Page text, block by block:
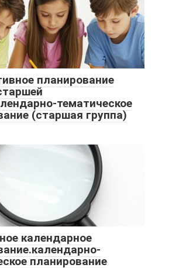
планирование
тематическое
(старшая группа)
календарное
планирование